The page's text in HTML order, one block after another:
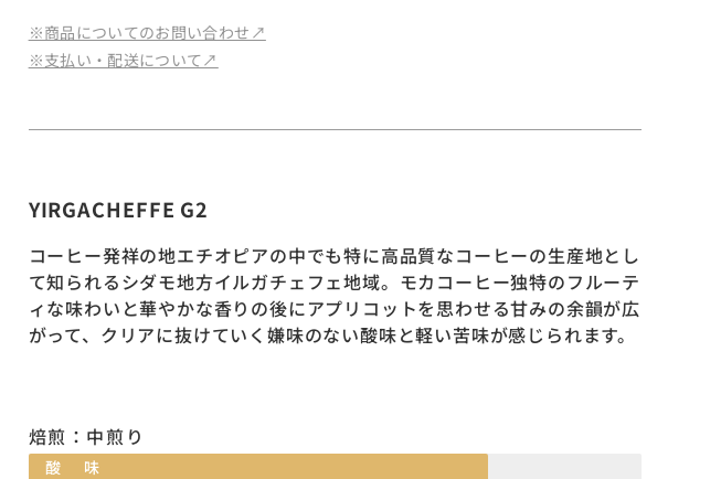
※商品についてのお問い合わせ↗︎
※支払い・配送について↗︎
YIRGACHEFFE G2
コーヒー発祥の地エチオピアの中でも特に高品質なコーヒーの生産地とし
て知られるシダモ地方イルガチェフェ地域。モカコーヒー独特のフルーテ
ィな味わいと華やかな香りの後にアプリコットを思わせる甘みの余韻が広
がって、クリアに抜けていく嫌味のない酸味と軽い苦味が感じられます。
焙煎：中煎り
酸味